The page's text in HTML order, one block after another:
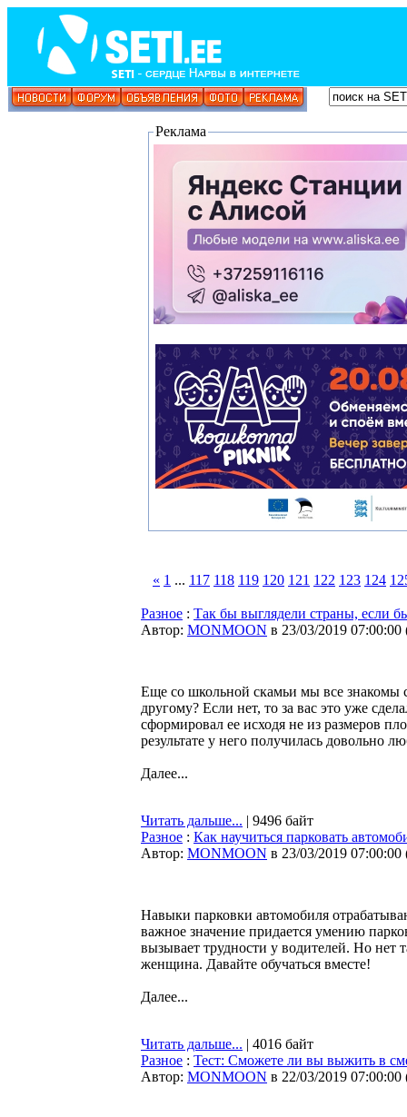
Реклама
« 1 ... 117 118 119 120 121 122 123 124
Разное : Так бы выглядели страны, если
Автор: MONMOON в 23/03/2019 07:00:00
Еще со школьной скамьи мы все знакомы
другому? Если нет, то за вас это уже
сформировал ее исходя не из размеров
результате у него получилась довольно
Далее...
Читать дальше... | 9496 байт
Разное : Как научиться парковать
Автор: MONMOON в 23/03/2019 07:00:00
Навыки парковки автомобиля
важное значение придается умению
вызывает трудности у водителей. Но нет
женщина. Давайте обучаться вместе!
Далее...
Читать дальше... | 4016 байт
Разное : Тест: Сможете ли вы выжить в
Автор: MONMOON в 22/03/2019 07:00:00